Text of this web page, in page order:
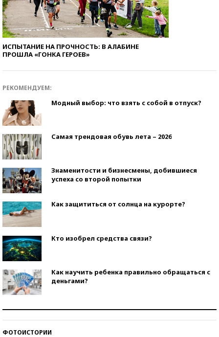
ИСПЫТАНИЕ НА ПРОЧНОСТЬ: В АЛАБИНЕ
ПРОШЛА «ГОНКА ГЕРОЕВ»
РЕКОМЕНДУЕМ:
Модный выбор: что взять с собой в отпуск?
Самая трендовая обувь лета – 2026
Знаменитости и бизнесмены, добившиеся
успеха со второй попытки
Как защититься от солнца на курорте?
Кто изобрел средства связи?
Как научить ребенка правильно обращаться с
деньгами?
ФОТОИСТОРИИ